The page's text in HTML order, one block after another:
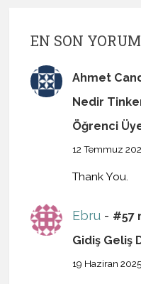
EN SON
Ahmet
Nedir
Öğrenci
12 Temmuz
Thank You.
Ebru- #57
Gidiş Geliş
19 Haziran 2025